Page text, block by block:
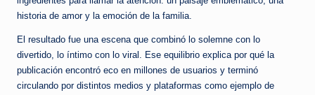
historia de amor y la emoción de la familia.
El resultado fue una escena que combinó lo solemne con lo
divertido, lo íntimo con lo viral. Ese equilibrio explica por qué la
publicación encontró eco en millones de usuarios y terminó
circulando por distintos medios y plataformas como ejemplo de